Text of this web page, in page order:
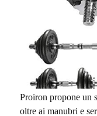
Proiron propone un
oltre ai manubri e